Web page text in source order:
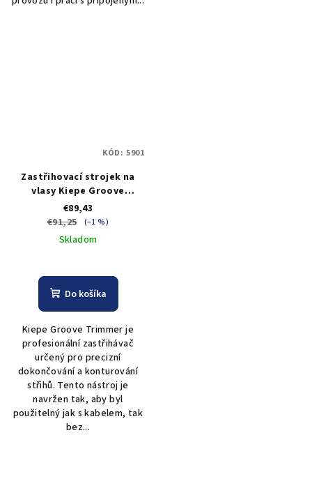
Zastřihovací strojek na
vlasy Kiepe Groove
Trimmer
€89,43
€91,25
(–1 %)
Skladom
Do košíka
Kiepe Groove Trimmer je
profesionální zastřihávač
určený pro precizní
dokončování a konturování
střihů. Tento nástroj je
navržen tak, aby byl
použitelný jak s kabelem, tak
bez...
KÓD: 5901